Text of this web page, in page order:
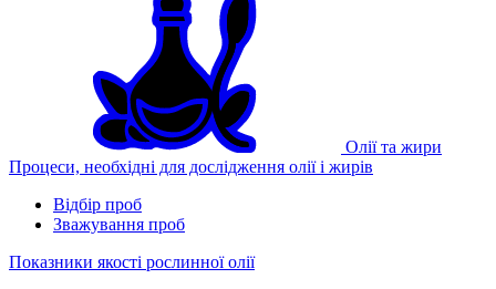
Олії та жири
Процеси, необхідні для дослідження олії і жирів
Відбір проб
Зважування проб
Показники якості рослинної олії